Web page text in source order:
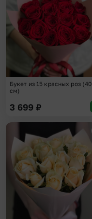
Букет из 15 красных роз (40
см)
3 699 ₽